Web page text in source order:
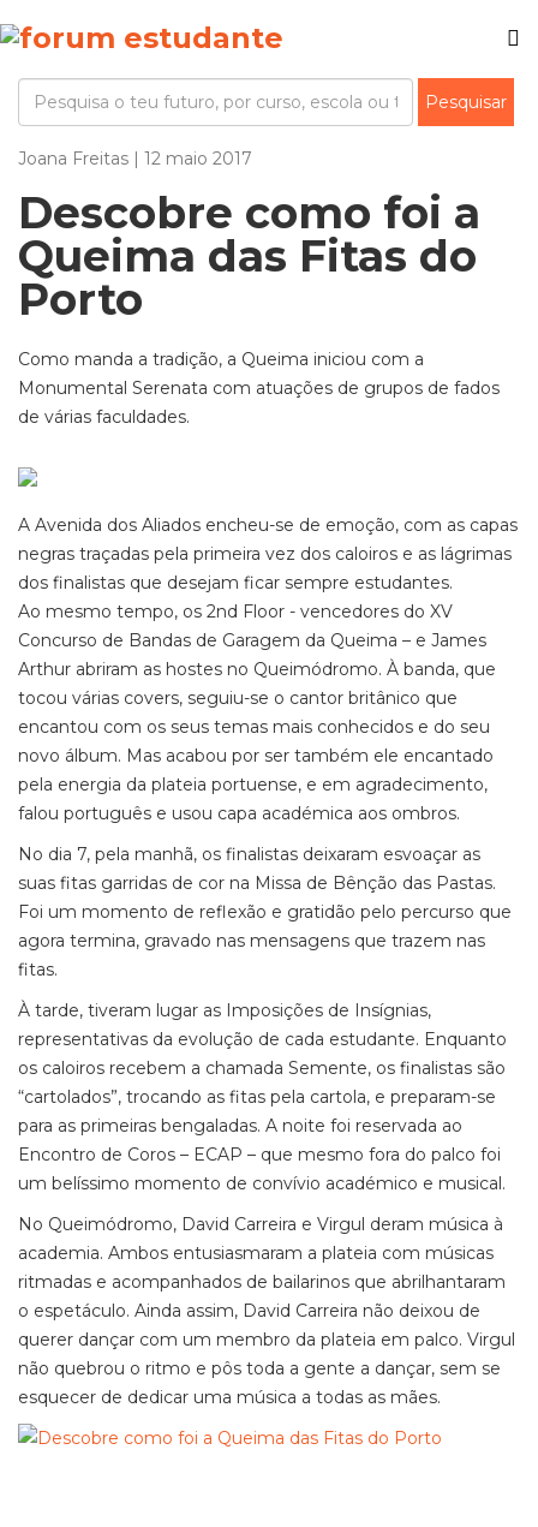
Joana Freitas | 12 maio 2017
Descobre como foi a
Queima das Fitas do
Porto
Como manda a tradição, a Queima iniciou com a
Monumental Serenata com atuações de grupos de fados
de várias faculdades.
A Avenida dos Aliados encheu-se de emoção, com as capas
negras traçadas pela primeira vez dos caloiros e as lágrimas
dos finalistas que desejam ficar sempre estudantes.
Ao mesmo tempo, os 2nd Floor - vencedores do XV
Concurso de Bandas de Garagem da Queima – e James
Arthur abriram as hostes no Queimódromo. À banda, que
tocou várias covers, seguiu-se o cantor britânico que
encantou com os seus temas mais conhecidos e do seu
novo álbum. Mas acabou por ser também ele encantado
pela energia da plateia portuense, e em agradecimento,
falou português e usou capa académica aos ombros.
No dia 7, pela manhã, os finalistas deixaram esvoaçar as
suas fitas garridas de cor na Missa de Bênção das Pastas.
Foi um momento de reflexão e gratidão pelo percurso que
agora termina, gravado nas mensagens que trazem nas
fitas.
À tarde, tiveram lugar as Imposições de Insígnias,
representativas da evolução de cada estudante. Enquanto
os caloiros recebem a chamada Semente, os finalistas são
“cartolados”, trocando as fitas pela cartola, e preparam-se
para as primeiras bengaladas. A noite foi reservada ao
Encontro de Coros – ECAP – que mesmo fora do palco foi
um belíssimo momento de convívio académico e musical.
No Queimódromo, David Carreira e Virgul deram música à
academia. Ambos entusiasmaram a plateia com músicas
ritmadas e acompanhados de bailarinos que abrilhantaram
o espetáculo. Ainda assim, David Carreira não deixou de
querer dançar com um membro da plateia em palco. Virgul
não quebrou o ritmo e pôs toda a gente a dançar, sem se
esquecer de dedicar uma música a todas as mães.